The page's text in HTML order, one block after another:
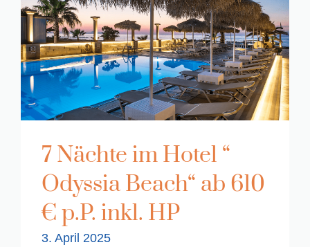
7 Nächte im Hotel “
Odyssia Beach“ ab 610
€ p.P. inkl. HP
3. April 2025